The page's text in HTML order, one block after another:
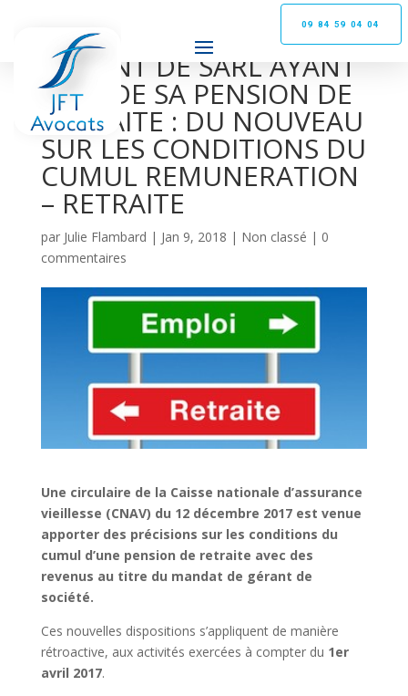
09 84 59 04 04
GERANT DE SARL AYANT
LIQUIDE SA PENSION DE
RETRAITE : DU NOUVEAU
SUR LES CONDITIONS DU
CUMUL REMUNERATION
– RETRAITE
par Julie Flambard | Jan 9, 2018 | Non classé | 0
commentaires
Une circulaire de la Caisse nationale d’assurance
vieillesse (CNAV) du 12 décembre 2017 est venue
apporter des précisions sur les conditions du
cumul d’une pension de retraite avec des
revenus au titre du mandat de gérant de
société.
Ces nouvelles dispositions s’appliquent de manière
rétroactive, aux activités exercées à compter du 1er
avril 2017.